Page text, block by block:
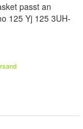
passt an
125 Yj 125 3UH-